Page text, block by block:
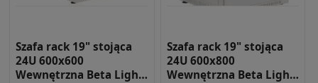
Szafa rack 19" stojąca
24U 600x600
Wewnętrzna Beta Light
Szafa rack 19" stojąca
24U 600x800
Wewnętrzna Beta Light